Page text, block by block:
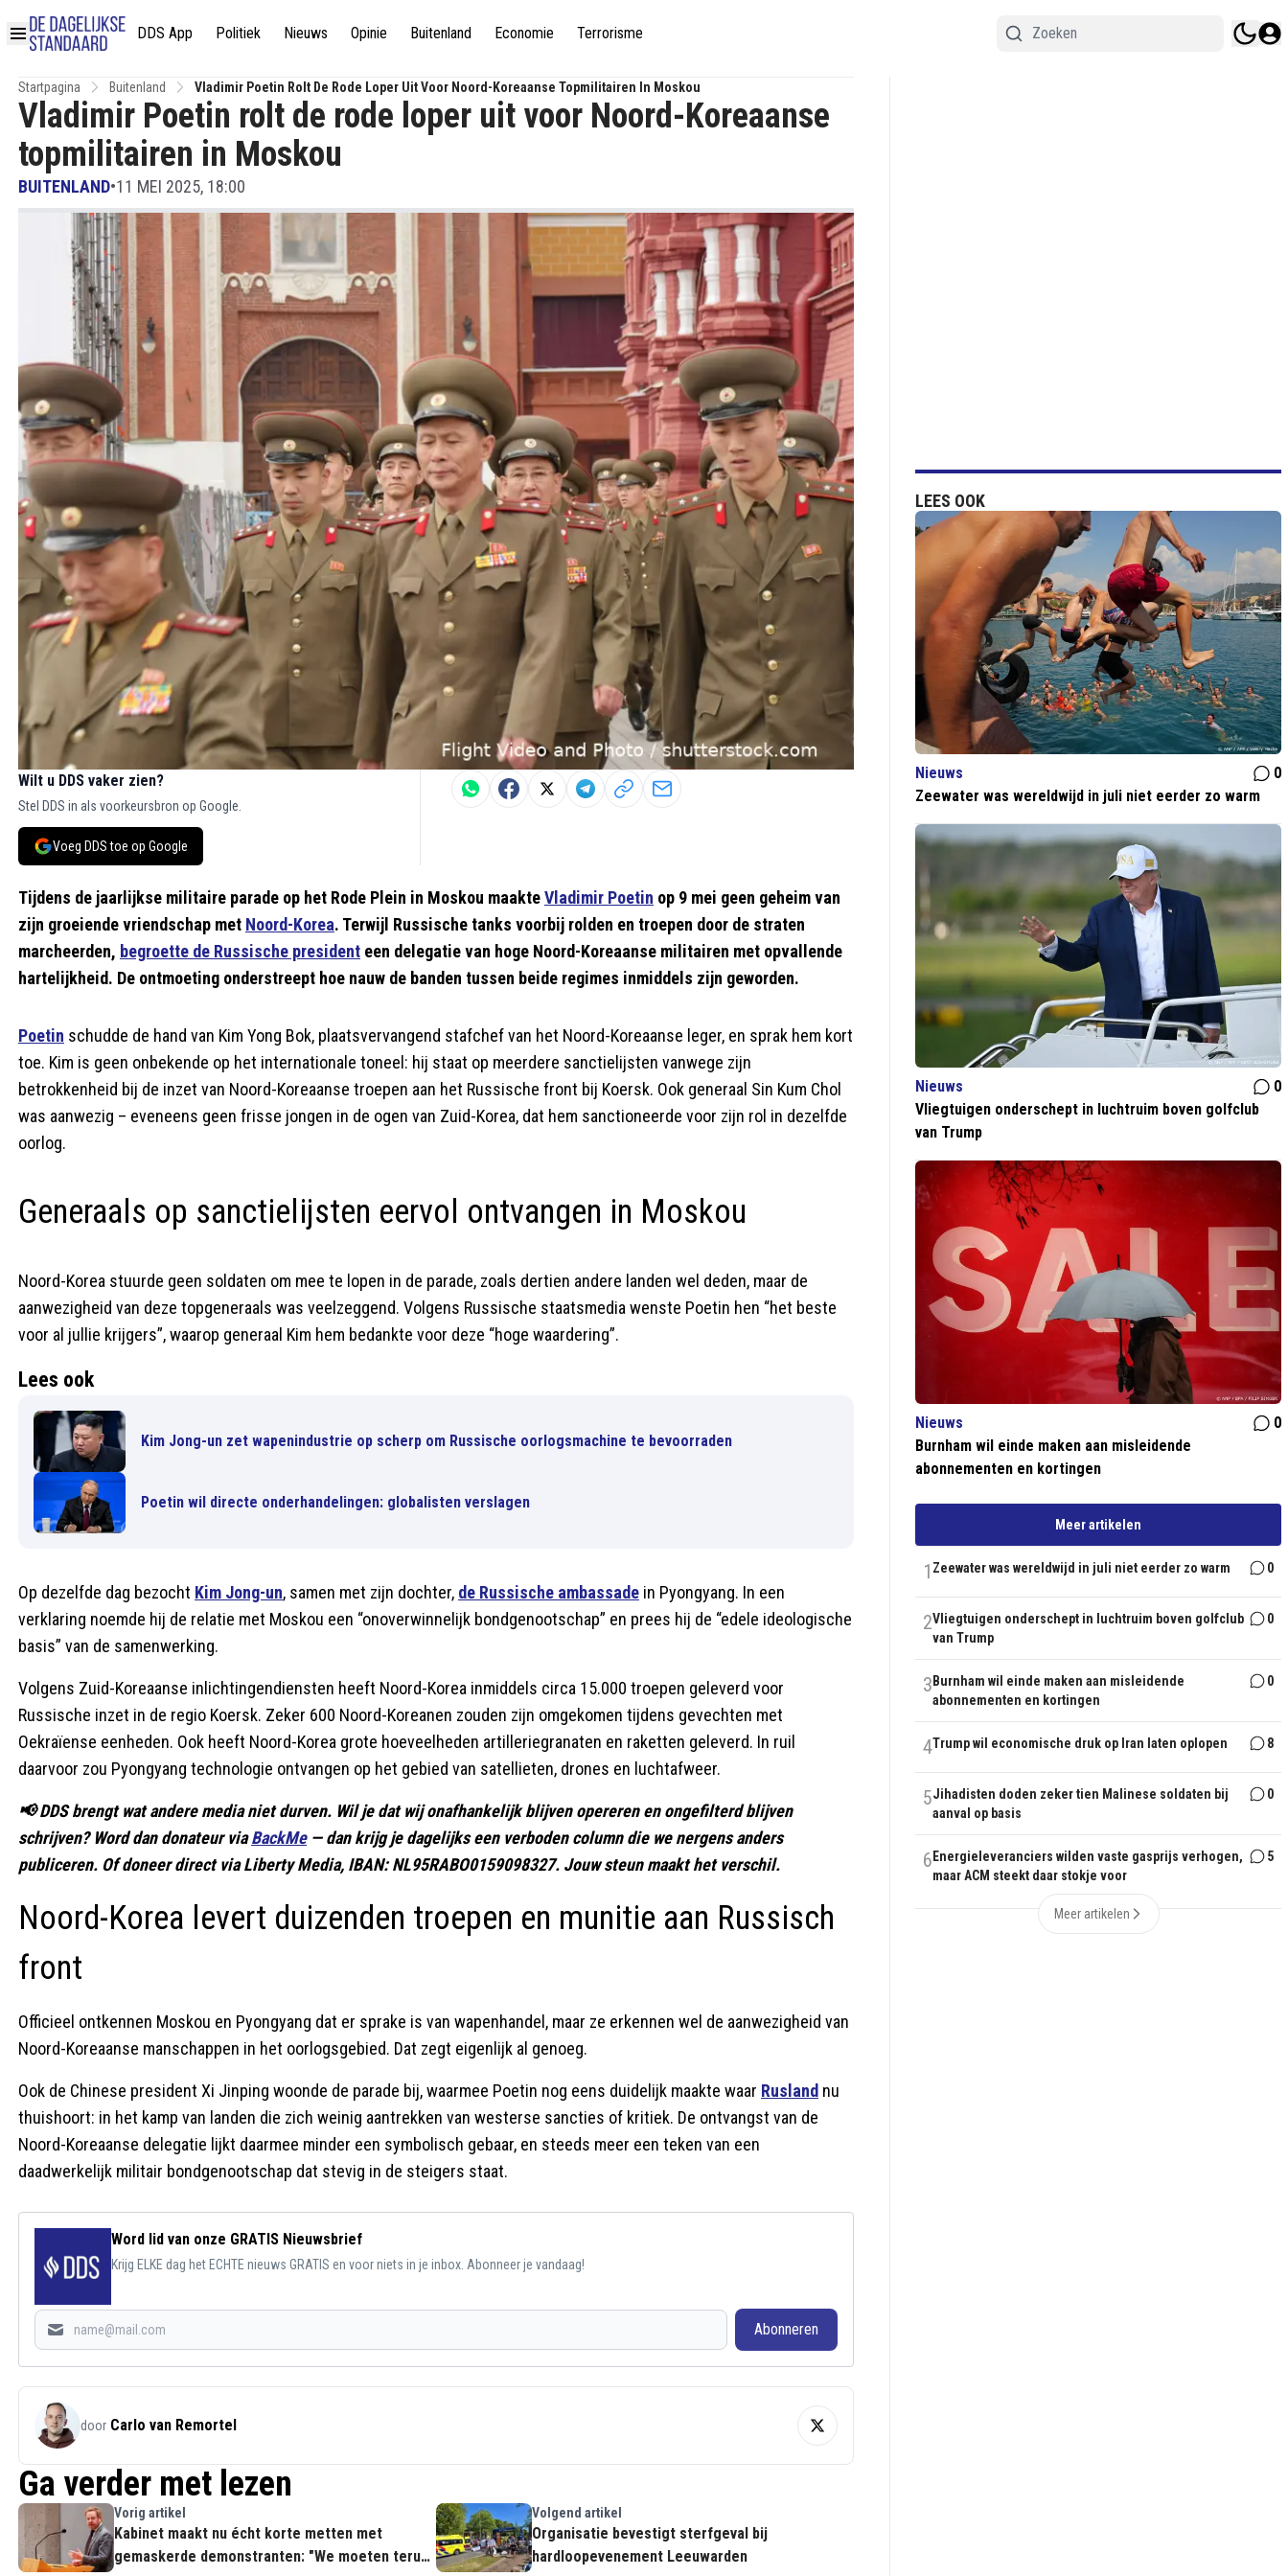
DDS App Politiek Nieuws Opinie Buitenland Economie Terrorisme
Startpagina Buitenland Vladimir Poetin Rolt De Rode Loper Uit Voor Noord-Koreaanse Topmilitairen In Moskou
Vladimir Poetin rolt de rode loper uit voor Noord-Koreaanse
topmilitairen in Moskou
BUITENLAND•11 MEI 2025, 18:00
Wilt u DDS vaker zien?
Stel DDS in als voorkeursbron op Google.
Voeg DDS toe op Google
Tijdens de jaarlijkse militaire parade op het Rode Plein in Moskou maakteVladimir Poetin op 9 mei geen geheim van
zijn groeiende vriendschap met Noord-Korea. Terwijl Russische tanks voorbij rolden en troepen door de straten
marcheerden, begroette de Russische president een delegatie van hoge Noord-Koreaanse militairen met opvallende
hartelijkheid. De ontmoeting onderstreept hoe nauw de banden tussen beide regimes inmiddels zijn geworden.
Poetin schudde de hand van Kim Yong Bok, plaatsvervangend stafchef van het Noord-Koreaanse leger, en sprak hem kort
toe. Kim is geen onbekende op het internationale toneel: hij staat op meerdere sanctielijsten vanwege zijn
betrokkenheid bij de inzet van Noord-Koreaanse troepen aan het Russische front bij Koersk. Ook generaal Sin Kum Chol
was aanwezig – eveneens geen frisse jongen in de ogen van Zuid-Korea, dat hem sanctioneerde voor zijn rol in dezelfde
oorlog.
Generaals op sanctielijsten eervol ontvangen in Moskou
Noord-Korea stuurde geen soldaten om mee te lopen in de parade, zoals dertien andere landen wel deden, maar de
aanwezigheid van deze topgeneraals was veelzeggend. Volgens Russische staatsmedia wenste Poetin hen “het beste
voor al jullie krijgers”, waarop generaal Kim hem bedankte voor deze “hoge waardering”.
Lees ook
Kim Jong-un zet wapenindustrie op scherp om Russische oorlogsmachine te bevoorraden
Poetin wil directe onderhandelingen: globalisten verslagen
Op dezelfde dag bezocht Kim Jong-un, samen met zijn dochter, de Russische ambassade in Pyongyang. In een
verklaring noemde hij de relatie met Moskou een “onoverwinnelijk bondgenootschap” en prees hij de “edele ideologische
basis” van de samenwerking.
Volgens Zuid-Koreaanse inlichtingendiensten heeft Noord-Korea inmiddels circa 15.000 troepen geleverd voor
Russische inzet in de regio Koersk. Zeker 600 Noord-Koreanen zouden zijn omgekomen tijdens gevechten met
Oekraïense eenheden. Ook heeft Noord-Korea grote hoeveelheden artilleriegranaten en raketten geleverd. In ruil
daarvoor zou Pyongyang technologie ontvangen op het gebied van satellieten, drones en luchtafweer.
📢 DDS brengt wat andere media niet durven. Wil je dat wij onafhankelijk blijven opereren en ongefilterd blijven
schrijven? Word dan donateur viaBackMe— dan krijg je dagelijks een verboden column die we nergens anders
publiceren. Of doneer direct via Liberty Media, IBAN: NL95RABO0159098327. Jouw steun maakt het verschil.
Noord-Korea levert duizenden troepen en munitie aan Russisch
front
Officieel ontkennen Moskou en Pyongyang dat er sprake is van wapenhandel, maar ze erkennen wel de aanwezigheid van
Noord-Koreaanse manschappen in het oorlogsgebied. Dat zegt eigenlijk al genoeg.
Ook de Chinese president Xi Jinping woonde de parade bij, waarmee Poetin nog eens duidelijk maakte waar Rusland nu
thuishoort: in het kamp van landen die zich weinig aantrekken van westerse sancties of kritiek. De ontvangst van de
Noord-Koreaanse delegatie lijkt daarmee minder een symbolisch gebaar, en steeds meer een teken van een
daadwerkelijk militair bondgenootschap dat stevig in de steigers staat.
Word lid van onze GRATIS Nieuwsbrief
Krijg ELKE dag het ECHTE nieuws GRATIS en voor niets in je inbox. Abonneer je vandaag!
Abonneren
door Carlo van Remortel
Ga verder met lezen
Vorig artikel
Kabinet maakt nu écht korte metten met
gemaskerde demonstranten: "We moeten terug
Volgend artikel
Organisatie bevestigt sterfgeval bij
hardloopevenement Leeuwarden
LEES OOK
Nieuws
0
Zeewater was wereldwijd in juli niet eerder zo warm
Nieuws
0
Vliegtuigen onderschept in luchtruim boven golfclub
van Trump
Nieuws
0
Burnham wil einde maken aan misleidende
abonnementen en kortingen
Meer artikelen
1 Zeewater was wereldwijd in juli niet eerder zo warm 0
2Vliegtuigen onderschept in luchtruim boven golfclub
van Trump
0
3 Burnham wil einde maken aan misleidende
abonnementen en kortingen
0
4Trump wil economische druk op Iran laten oplopen 8
5Jihadisten doden zeker tien Malinese soldaten bij
aanval op basis
0
6 Energieleveranciers wilden vaste gasprijs verhogen,
maar ACM steekt daar stokje voor
5
Meer artikelen